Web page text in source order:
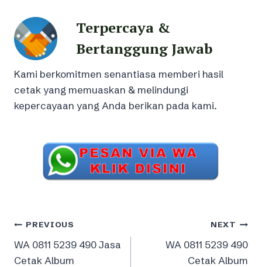
Terpercaya &
Bertanggung Jawab
Kami berkomitmen senantiasa memberi hasil
cetak yang memuaskan & melindungi
kepercayaan yang Anda berikan pada kami.
Post
navigation
PREVIOUS
WA 0811 5239 490 Jasa
Cetak Album
NEXT
WA 0811 5239 490
Cetak Album